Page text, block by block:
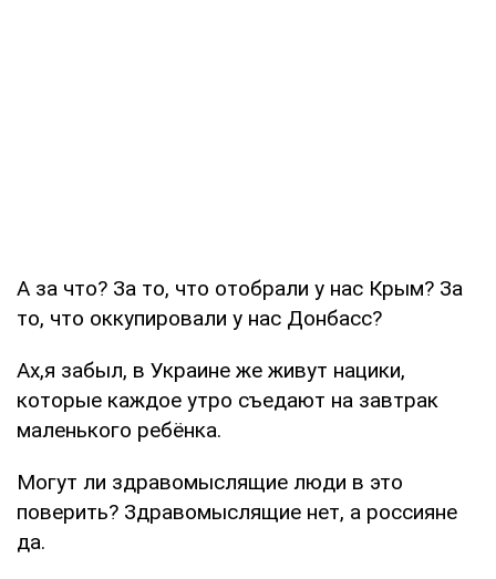
А за что? За то, что отобрали у нас Крым? За
то, что оккупировали у нас Донбасс?
Ах,я забыл, в Украине же живут нацики,
которые каждое утро съедают на завтрак
маленького ребёнка.
Могут ли здравомыслящие люди в это
поверить? Здравомыслящие нет, а россияне
да.